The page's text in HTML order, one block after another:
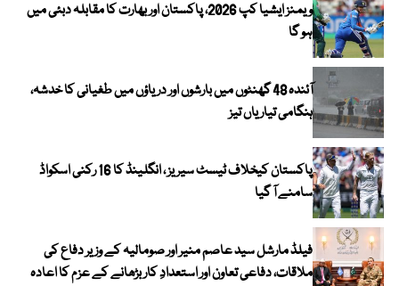
ویمنز ایشیا کپ 2026، پاکستان اور بھارت کا مقابلہ دبئی میں
ہو گا
آئندہ 48 گھنٹوں میں بارشوں اور دریاؤں میں طغیانی کا خدشہ،
ہنگامی تیاریاں تیز
پاکستان کیخلاف ٹیسٹ سیریز ، انگلینڈ کا 16 رکنی اسکواڈ
سامنے آ گیا
فیلڈ مارشل سید عاصم منیر اور صومالیہ کے وزیر دفاع کی
ملاقات، دفاعی تعاون اور استعدادِ کار بڑھانے کے عزم کا اعادہ